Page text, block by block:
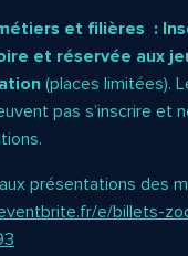
et filières :
et réservée aux
(places limitées).
pas s’inscrire et
présentations des
e/billets-